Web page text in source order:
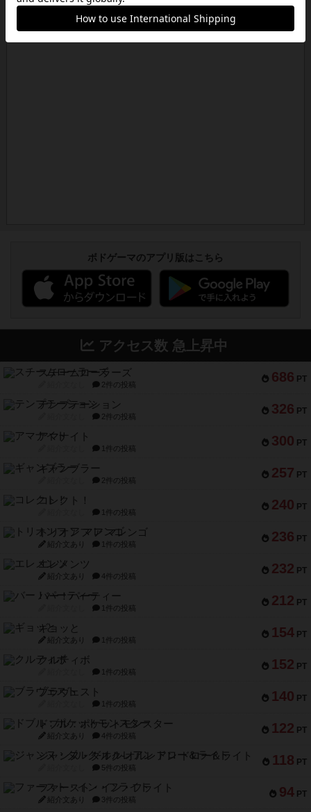
ボドゲーマのアプリ版はこちら
アクセス数 急上昇中
686 PT
スチームローラーズ
2件の投稿
326 PT
テンプテーション
2件の投稿
300 PT
アマナイト
1件の投稿
257 PT
ギャンブラー
2件の投稿
240 PT
コレクト！
1件の投稿
236 PT
トリオンフ ア マレンゴ
紹介文あり 1件の投稿
232 PT
エレメンツ
紹介文あり 4件の投稿
212 PT
バー！パーティー
1件の投稿
154 PT
ギョッと
紹介文あり 1件の投稿
152 PT
クルティボ
1件の投稿
140 PT
ブラヴェスト
1件の投稿
122 PT
ドブル：ポケットモンスター
紹介文あり 4件の投稿
118 PT
ジャンヌ・ダルク-オルレアン ドロー＆ライト
5件の投稿
94 PT
ファースト・イン・フライト
紹介文あり 3件の投稿